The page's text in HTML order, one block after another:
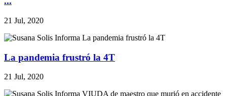
21 Jul, 2020
La pandemia frustró la 4T
21 Jul, 2020